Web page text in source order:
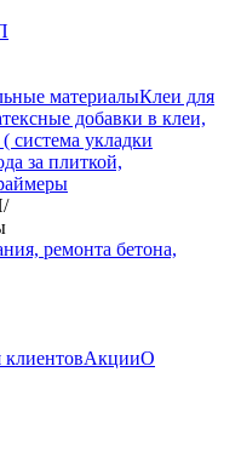
материалыКлеи для
добавки в клеи,
система укладки
за плиткой,
/
ремонта бетона,
АкцииО